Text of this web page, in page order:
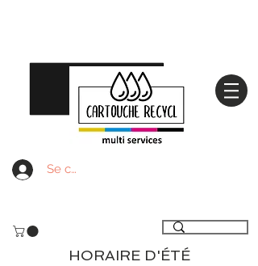
Se connecter
HORAIRE D'ÉTÉ